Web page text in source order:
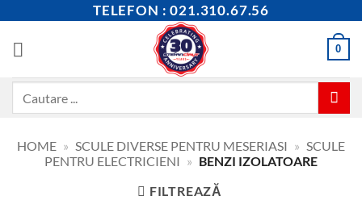
content
TELEFON : 021.310.67.56
0
HOME » SCULE DIVERSE PENTRU MESERIASI » SCULE
PENTRU ELECTRICIENI » BENZI IZOLATOARE
FILTREAZĂ